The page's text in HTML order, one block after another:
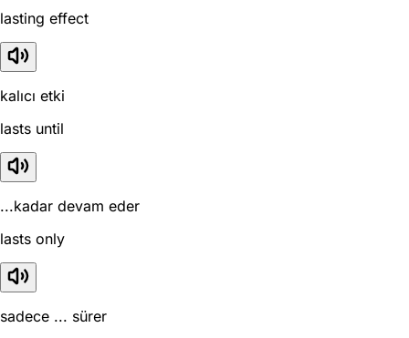
lasting effect
kalıcı etki
lasts until
...kadar devam eder
lasts only
sadece ... sürer